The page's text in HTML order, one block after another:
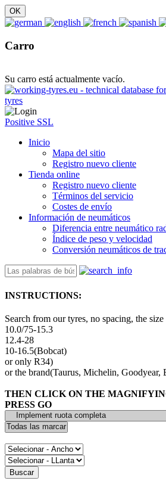
Carro
Su carro está actualmente vacío.
Positive SSL
Inicio
Mapa del sitio
Registro nuevo cliente
Tienda online
Registro nuevo cliente
Términos del servicio
Costes de envío
Información de neumáticos
Diferencia entre neumático
Índice de peso y velocidad
Conversión neumáticos de
INSTRUCTIONS:
Search from our tyres, no spacing, the
10.0/75-15.3
12.4-28
10-16.5(Bobcat)
or only R34)
or the brand(Taurus, Michelin, Goodyear,
THEN CLICK ON THE
PRESS GO